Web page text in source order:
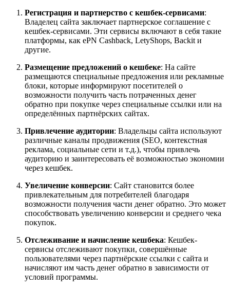
Регистрация и партнерство с кешбек-сервисами:
Владелец сайта заключает партнерское соглашение с
кешбек-сервисами. Эти сервисы включают в себя такие
платформы, как ePN Cashback, LetyShops, Backit и
другие.
Размещение предложений о кешбеке: На сайте
размещаются специальные предложения или рекламные
блоки, которые информируют посетителей о
возможности получить часть потраченных денег
обратно при покупке через специальные ссылки или на
определённых партнёрских сайтах.
Привлечение аудитории: Владельцы сайта используют
различные каналы продвижения (SEO, контекстная
реклама, социальные сети и т.д.), чтобы привлечь
аудиторию и заинтересовать её возможностью экономии
через кешбек.
Увеличение конверсии: Сайт становится более
привлекательным для потребителей благодаря
возможности получения части денег обратно. Это может
способствовать увеличению конверсии и среднего чека
покупок.
Отслеживание и начисление кешбека: Кешбек-
сервисы отслеживают покупки, совершённые
пользователями через партнёрские ссылки с сайта и
начисляют им часть денег обратно в зависимости от
условий программы.